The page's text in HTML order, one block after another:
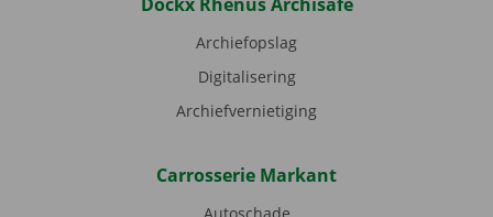
Archiefopslag
Digitalisering
Archiefvernietiging
Carrosserie Markant